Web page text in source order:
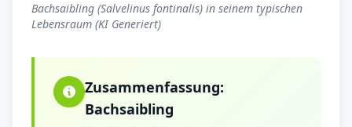
Bachsaibling (Salvelinus fontinalis) in seinem typischen
Lebensraum (KI Generiert)
Zusammenfassung:
Bachsaibling